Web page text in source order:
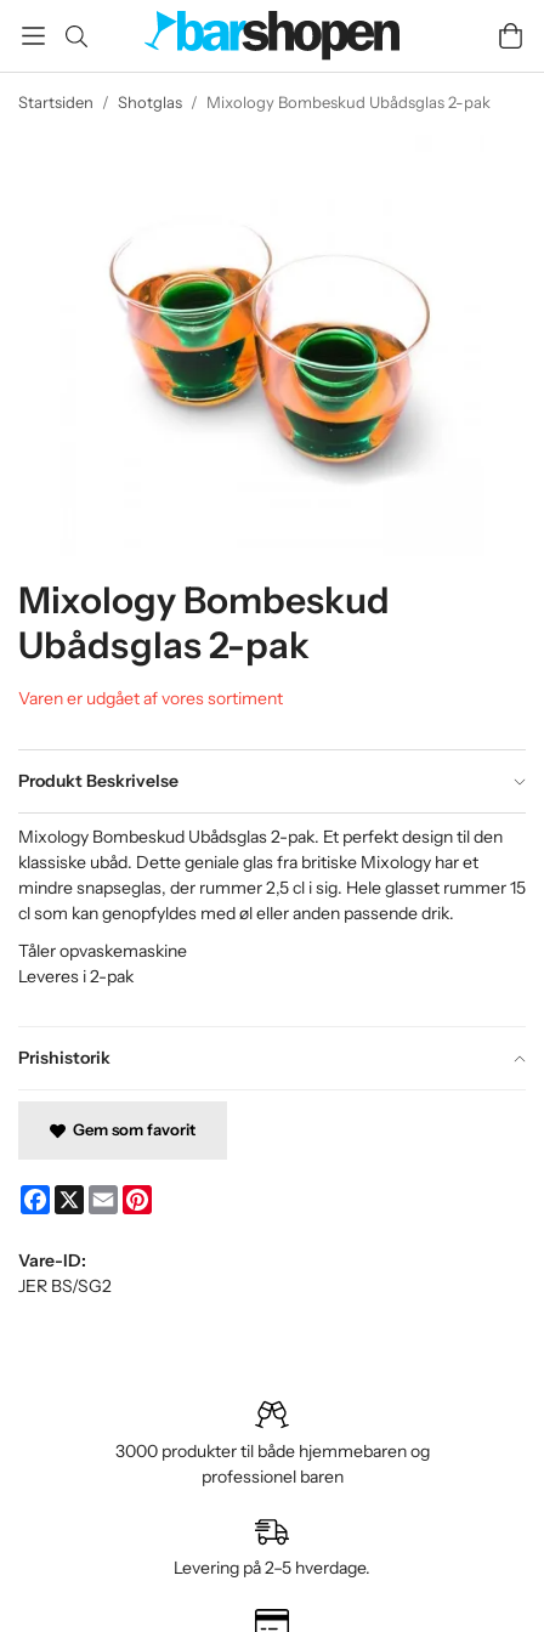
Startsiden / Shotglas / Mixology Bombeskud Ubådsglas 2-pak
Mixology Bombeskud
Ubådsglas 2-pak
Varen er udgået af vores sortiment
Produkt Beskrivelse
Prishistorik
Mixology Bombeskud Ubådsglas 2-pak. Et perfekt design til den
klassiske ubåd. Dette geniale glas fra britiske Mixology har et
mindre snapseglas, der rummer 2,5 cl i sig. Hele glasset rummer 15
cl som kan genopfyldes med øl eller anden passende drik.
Tåler opvaskemaskine
Leveres i 2-pak
Gem som favorit
Facebook
X Email
Vare-ID:
JER BS/SG2
3000 produkter til både hjemmebaren og
professionel baren
Levering på 2–5 hverdage.